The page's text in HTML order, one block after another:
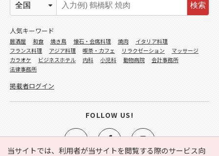
当サイトでは、利用者が当サイトを閲覧する際のサービス向
検索
人気キーワード
居酒屋 和食 焼き鳥 懐石・会席料理 焼肉
イタリア料理
フランス料理
アジア料理 喫茶・カフェ リラクゼーション
マッサージ
カラオケ
ビジネスホテル 内科 小児科 動物病院
会計事務所
法律事務所
掲載者ログイン
FOLLOW US!